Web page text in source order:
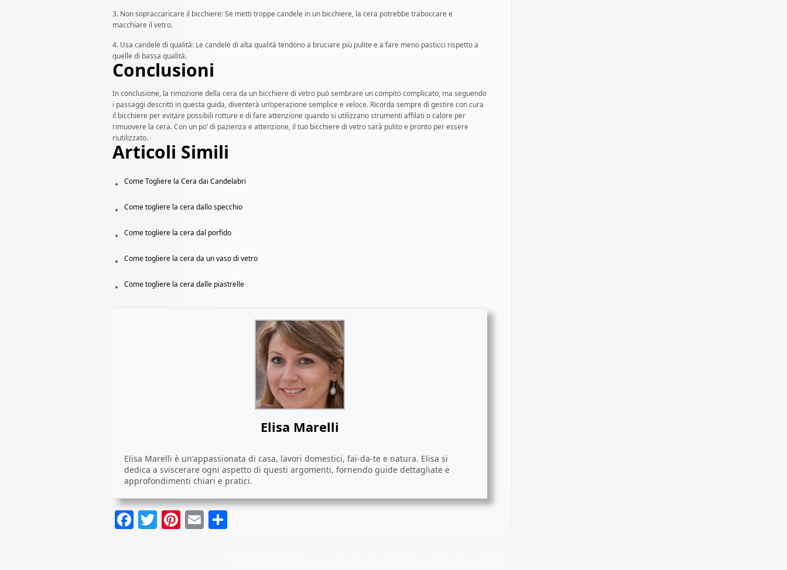
3. Non sopraccaricare il bicchiere: Se metti troppe candele in un bicchiere, la cera potrebbe traboccare e
macchiare il vetro.
4. Usa candele di qualità: Le candele di alta qualità tendono a bruciare più pulite e a fare meno pasticci rispetto a
quelle di bassa qualità.
Conclusioni
In conclusione, la rimozione della cera da un bicchiere di vetro può sembrare un compito complicato, ma seguendo
i passaggi descritti in questa guida, diventerà un’operazione semplice e veloce. Ricorda sempre di gestire con cura
il bicchiere per evitare possibili rotture e di fare attenzione quando si utilizzano strumenti affilati o calore per
rimuovere la cera. Con un po’ di pazienza e attenzione, il tuo bicchiere di vetro sarà pulito e pronto per essere
riutilizzato.
Articoli Simili
Come Togliere la Cera dai Candelabri
Come togliere la cera dallo specchio
Come togliere la cera dal porfido
Come togliere la cera da un vaso di vetro
Come togliere la cera dalle piastrelle
Elisa Marelli
Elisa Marelli è un'appassionata di casa, lavori domestici, fai-da-te e natura. Elisa si
dedica a sviscerare ogni aspetto di questi argomenti, fornendo guide dettagliate e
approfondimenti chiari e pratici.
Facebook
TwitterPinterest
Email